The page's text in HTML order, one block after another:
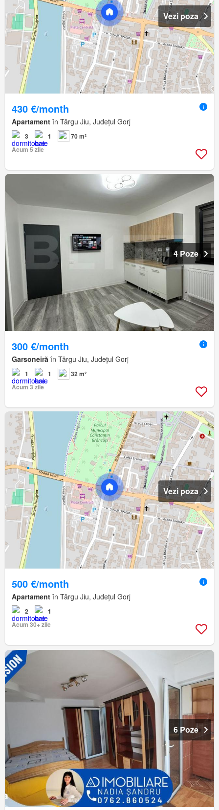
Vezi poza
430 €/month
Apartament în Târgu Jiu, Județul Gorj
3 1
70 m²
Acum 5 zile
4 Poze
300 €/month
Garsoneiră în Târgu Jiu, Județul Gorj
1 1
32 m²
Acum 3 zile
Vezi poza
500 €/month
Apartament în Târgu Jiu, Județul Gorj
2
1
Acum 30+ zile
6 Poze